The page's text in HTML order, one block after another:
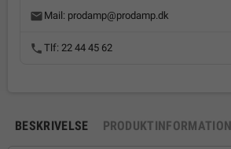
email Mail: prodamp@prodamp.dk
phone Tlf: 22 44 45 62
BESKRIVELSE PRODUKTINFORMATION